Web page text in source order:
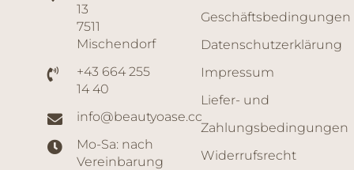
13
7511
Mischendorf
+43 664 255
14 40
info@beautyoase.cc
Mo-Sa: nach
Vereinbarung
Geschäftsbedingungen
Datenschutzerklärung
Impressum
Liefer- und
Zahlungsbedingungen
Widerrufsrecht